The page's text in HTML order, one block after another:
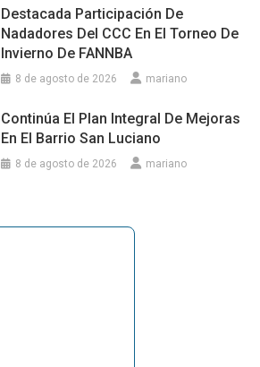
Destacada Participación De
Nadadores Del CCC En El Torneo De
Invierno De FANNBA
8 de agosto de 2026 mariano
Continúa El Plan Integral De Mejoras
En El Barrio San Luciano
8 de agosto de 2026 mariano